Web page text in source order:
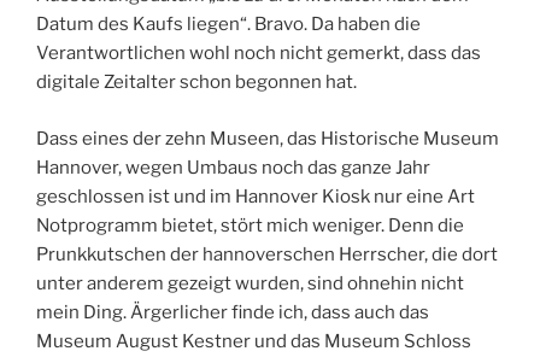
Datum des Kaufs liegen“. Bravo. Da haben die
Verantwortlichen wohl noch nicht gemerkt, dass das
digitale Zeitalter schon begonnen hat.
Dass eines der zehn Museen, das Historische Museum
Hannover, wegen Umbaus noch das ganze Jahr
geschlossen ist und im Hannover Kiosk nur eine Art
Notprogramm bietet, stört mich weniger. Denn die
Prunkkutschen der hannoverschen Herrscher, die dort
unter anderem gezeigt wurden, sind ohnehin nicht
mein Ding. Ärgerlicher finde ich, dass auch das
Museum August Kestner und das Museum Schloss